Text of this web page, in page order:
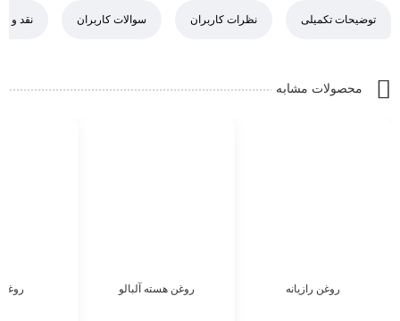
توضیحات تکمیلی نظرات کاربران سوالات کاربران نقد و
محصولات مشابه
روغن رازیانه روغن هسته آلبالو